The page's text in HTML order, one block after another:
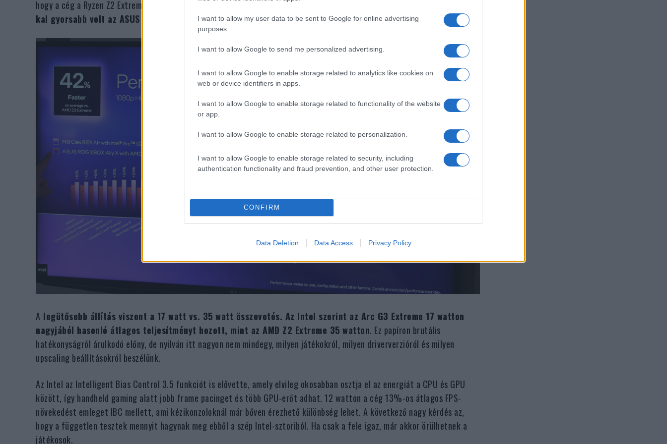
I want to allow my user data to be sent to Google for online advertising
purposes.
I want to allow Google to send me personalized advertising.
I want to allow Google to enable storage related to analytics like cookies on
web or device identifiers in apps.
I want to allow Google to enable storage related to functionality of the website
or app.
I want to allow Google to enable storage related to personalization.
I want to allow Google to enable storage related to security, including
authentication functionality and fraud prevention, and other user protection.
CONFIRM
Data Deletion Data Access Privacy Policy
hogy a cég a Ryzen Z2 Extreme ellen is odatette a saját megoldásá.35 watton az MSI Claw 8 EX AI+ állítólag 42%-
kal gyorsabb volt az ASUS ROG Xbox Ally X-nél.
A legütősebb állítás viszont a 17 watt vs. 35 watt összevetés. Az Intel szerint az Arc G3 Extreme 17 watton
nagyjából hasonló átlagos teljesítményt hozott, mint az AMD Z2 Extreme 35 watton. Ez papíron brutális
hatékonyságról árulkodó előny, de nyilván itt nagyon nem mindegy, milyen játékokról, milyen driververzióról és milyen
upscaling beállításokról beszélünk.
Az Intel az Intelligent Bias Control 3.5 funkciót is elővette, amely elvileg okosabban osztja el az energiát a CPU és GPU
között, így handheld gaming alatt jobb frame pacinget és több GPU-erőt adhat. 12 watton a cég 13%-os átlagos FPS-
növekedést emleget IBC mellett, ami kézikonzoloknál már bőven érezhető különbség lehet. A következő nagy kérdés az,
hogy a független tesztek mennyit hagynak meg ebből a szép Intel-sztoriból. Ha csak a fele igaz, már akkor örülhetnek a
játékosok.